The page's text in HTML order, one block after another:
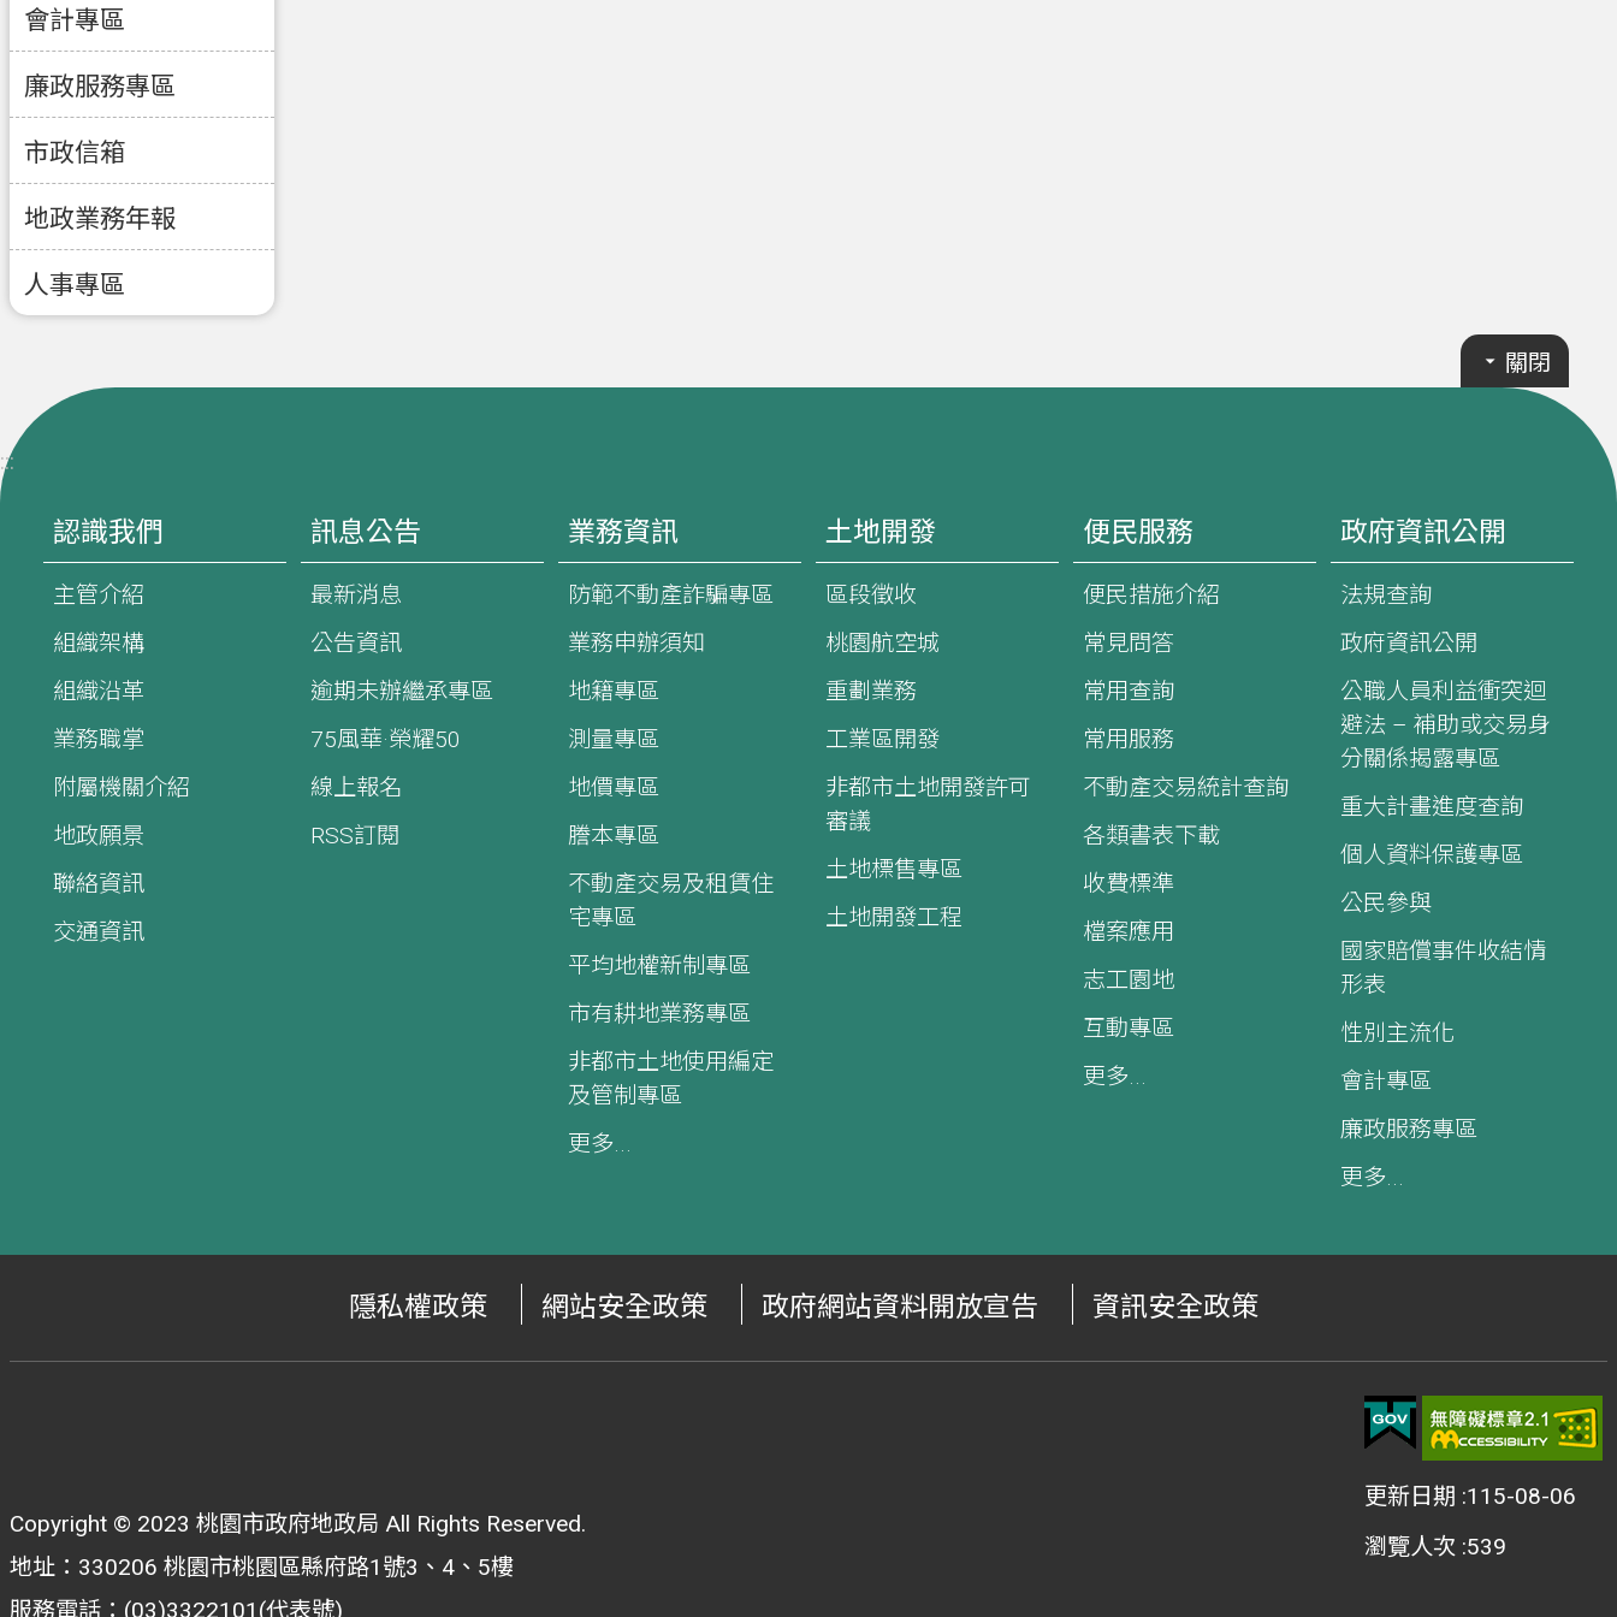
會計專區
廉政服務專區
市政信箱
地政業務年報
人事專區
關閉
:::
認識我們
主管介紹
組織架構
組織沿革
業務職掌
附屬機關介紹
地政願景
聯絡資訊
交通資訊
訊息公告
最新消息
公告資訊
逾期未辦繼承專區
75風華·榮耀50
線上報名
RSS訂閱
業務資訊
防範不動產詐騙專區
業務申辦須知
地籍專區
測量專區
地價專區
謄本專區
不動產交易及租賃住
宅專區
平均地權新制專區
市有耕地業務專區
非都市土地使用編定
及管制專區
更多...
土地開發
區段徵收
桃園航空城
重劃業務
工業區開發
非都市土地開發許可
審議
土地標售專區
土地開發工程
便民服務
便民措施介紹
常見問答
常用查詢
常用服務
不動產交易統計查詢
各類書表下載
收費標準
檔案應用
志工園地
互動專區
更多...
政府資訊公開
法規查詢
政府資訊公開
公職人員利益衝突迴
避法 – 補助或交易身
分關係揭露專區
重大計畫進度查詢
個人資料保護專區
公民參與
國家賠償事件收結情
形表
性別主流化
會計專區
廉政服務專區
更多...
隱私權政策 網站安全政策 政府網站資料開放宣告 資訊安全政策
Copyright © 2023 桃園市政府地政局 All Rights Reserved.
地址：330206 桃園市桃園區縣府路1號3、4、5樓
服務電話：(03)3322101(代表號)
更新日期 115-08-06
瀏覽人次 539